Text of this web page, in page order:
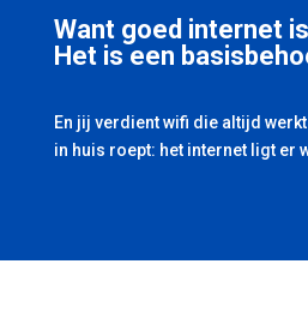
Want goed internet
Het is een
En jij verdient wifi die altijd
in huis roept: het internet ligt er